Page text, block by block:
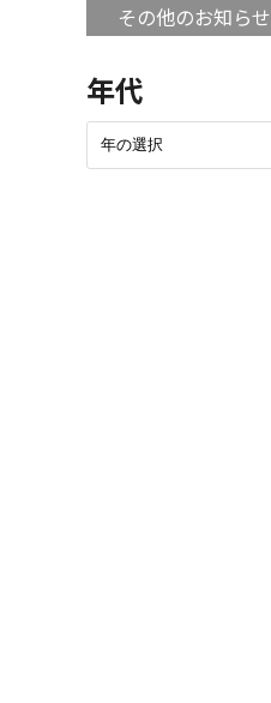
その他のお知らせ
年代